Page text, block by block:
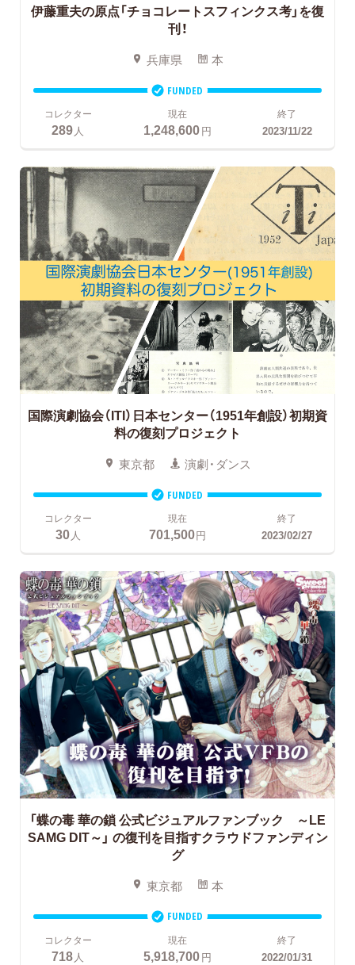
伊藤重夫の原点「チョコレートスフィンクス考」を復
刊！
兵庫県 本
FUNDED
コレクター
289人
現在
1,248,600円
終了
2023/11/22
国際演劇協会（ITI）日本センター（1951年創設）初期資
料の復刻プロジェクト
東京都 演劇・ダンス
FUNDED
コレクター
30人
現在
701,500円
終了
2023/02/27
「蝶の毒 華の鎖 公式ビジュアルファンブック ～LE
SAMG DIT～」 の復刊を目指すクラウドファンディン
グ
東京都 本
FUNDED
コレクター
718 人
現在
5,918,700円
終了
2022/01/31